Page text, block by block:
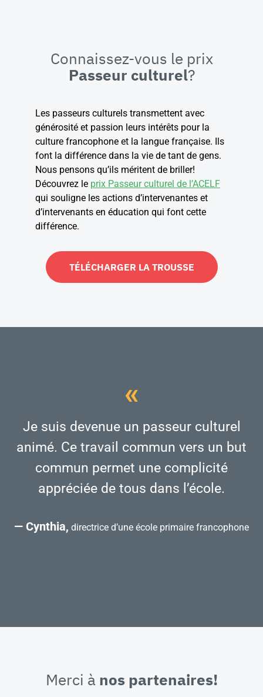
Connaissez-vous le prix
Passeur culturel?
Les passeurs culturels transmettent avec
générosité et passion leurs intérêts pour la
culture francophone et la langue française. Ils
font la différence dans la vie de tant de gens.
Nous pensons qu’ils méritent de briller!
Découvrez le prix Passeur culturel de l’ACELF
qui souligne les actions d’intervenantes et
d’intervenants en éducation qui font cette
différence.
TÉLÉCHARGER LA TROUSSE
«
Je suis devenue un passeur culturel
animé. Ce travail commun vers un but
commun permet une complicité
appréciée de tous dans l’école.
— Cynthia, directrice d’une école primaire francophone
Merci à nos partenaires!